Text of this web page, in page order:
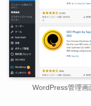
WordPress管理画